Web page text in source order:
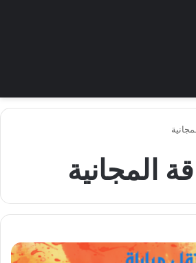
المجانية